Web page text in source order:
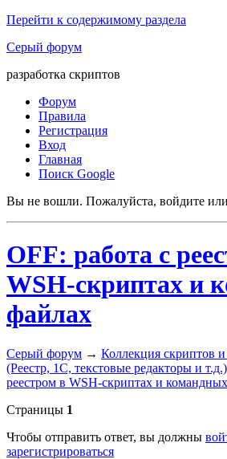
Перейти к содержимому раздела
Серый форум
разработка скриптов
Форум
Правила
Регистрация
Вход
Главная
Поиск Google
Вы не вошли. Пожалуйста, войдите
OFF: работа с
WSH-скриптах и
файлах
Серый форум → Коллекция скриптов
(Реестр, 1С, текстовые редакторы и т.д.)
реестром в WSH-скриптах и
Страницы 1
Чтобы отправить ответ, вы должны
зарегистрироваться